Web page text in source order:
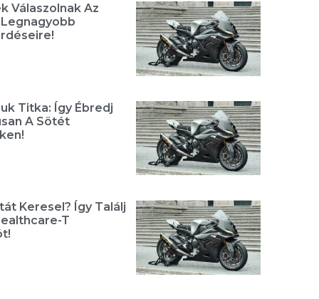
Válaszolnak Az
Titka: Így Ébredj
A Sötét
Keresel? Így Találj
T